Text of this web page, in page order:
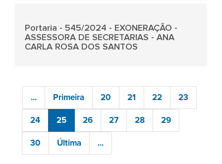
Portaria - 545/2024 - EXONERAÇÃO -
ASSESSORA DE SECRETARIAS - ANA
CARLA ROSA DOS SANTOS
... Primeira 20 21 22 23
24 25 26 27 28 29
30 Última ...